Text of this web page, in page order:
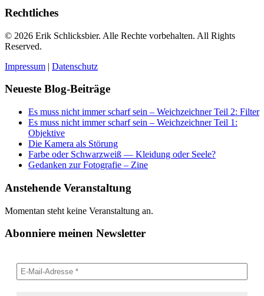
Rechtliches
© 2026 Erik Schlicksbier. Alle Rechte vorbehalten. All Rights
Reserved.
Impressum | Datenschutz
Neueste Blog-Beiträge
Es muss nicht immer scharf sein – Weichzeichner Teil 2: Filter
Es muss nicht immer scharf sein – Weichzeichner Teil 1:
Objektive
Die Kamera als Störung
Farbe oder Schwarzweiß — Kleidung oder Seele?
Gedanken zur Fotografie – Zine
Anstehende Veranstaltung
Momentan steht keine Veranstaltung an.
Abonniere meinen Newsletter